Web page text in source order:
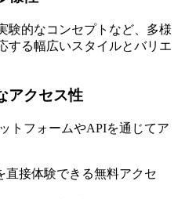
験的なコンセプトなど、多様
する幅広いスタイルとバリエ
アクセス性
トフォームやAPIを通じてア
直接体験できる無料アクセ